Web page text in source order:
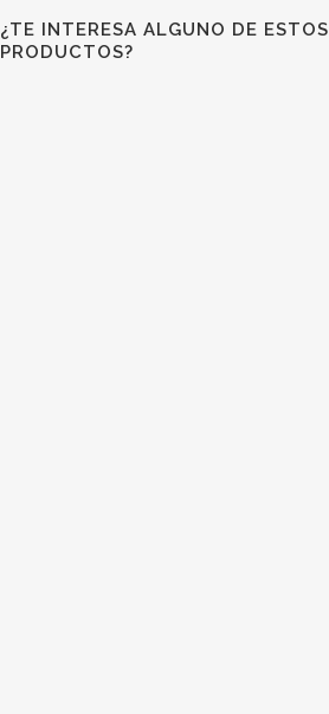
¿TE INTERESA ALGUNO DE ESTOS
PRODUCTOS?